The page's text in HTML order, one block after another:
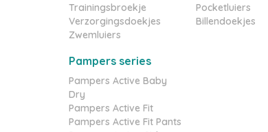
Trainingsbroekje
Verzorgingsdoekjes
Zwemluiers
Pampers series
Pampers Active Baby
Dry
Pampers Active Fit
Pampers Active Fit Pants
Pocketluiers
Billendoekjes